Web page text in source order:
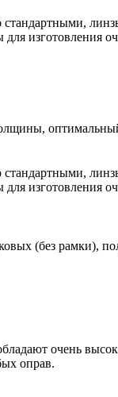
изготовления
изготовления
(без рамки),
очень
оправ.